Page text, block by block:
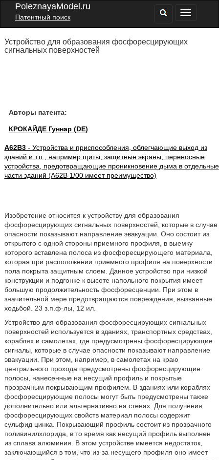
PoleznayaModel.ru
Патентный поиск
Устройство для образования фосфоресцирующих
сигнальных поверхностей
Авторы патента:
КРОКАЙДЕ Гуннар (DE)
A62B3- Устройства и приспособления, облегчающие выход из
зданий и т.п., например щиты, защитные экраны; переносные
устройства, предотвращающие проникновение дыма в отдельные
части зданий (A62B 1/00 имеет преимущество)
Изобретение относится к устройству для образования
фосфоресцирующих сигнальных поверхностей, которые в случае
опасности показывают направление эвакуации. Оно состоит из
открытого с одной стороны приемного профиля, в выемку
которого вставлена полоса из фосфоресцирующего материала,
которая при расположении приемного профиля на поверхности
пола покрыта защитным слоем. Данное устройство при низкой
конструкции и подгонке к высоте напольного покрытия имеет
большую продолжительность фосфоресценции. При этом в
значительной мере предотвращаются повреждения, вызванные
ходьбой. 23 з.п.ф-лы, 12 ил.
Устройство для образования фосфоресцирующих сигнальных
поверхностей используется в зданиях, транспортных средствах,
кораблях и самолетах, где предусмотрены фосфоресцирующие
сигналы, которые в случае опасности показывают направление
эвакуации. При этом, например, в самолетах на краю
центрального прохода предусмотрены фосфоресцирующие
полосы, нанесенные на несущий профиль и покрытые
прозрачным покрывающим профилем. В зданиях или кораблях
фосфоресцирующие полосы могут быть предусмотрены также
дополнительно или альтернативно на стенах. Для получения
фосфоресцирующих свойств материал полосы содержит
сульфид цинка. Покрывающий профиль состоит из прозрачного
поливинилхлорида, в то время как несущий профиль выполнен
из сплава алюминия. В этом устройстве имеется недостаток,
заключающийся в том, что из-за несущего профиля оно имеет